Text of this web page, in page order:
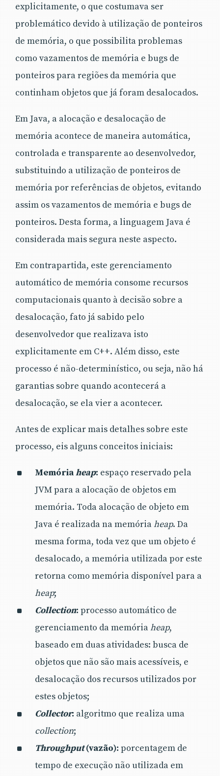
explicitamente, o que costumava ser
problemático devido à utilização de ponteiros
de memória, o que possibilita problemas
como vazamentos de memória e bugs de
ponteiros para regiões da memória que
continham objetos que já foram desalocados.
Em Java, a alocação e desalocação de
memória acontece de maneira automática,
controlada e transparente ao desenvolvedor,
substituindo a utilização de ponteiros de
memória por referências de objetos, evitando
assim os vazamentos de memória e bugs de
ponteiros. Desta forma, a linguagem Java é
considerada mais segura neste aspecto.
Em contrapartida, este gerenciamento
automático de memória consome recursos
computacionais quanto à decisão sobre a
desalocação, fato já sabido pelo
desenvolvedor que realizava isto
explicitamente em C++. Além disso, este
processo é não-determinístico, ou seja, não há
garantias sobre quando acontecerá a
desalocação, se ela vier a acontecer.
Antes de explicar mais detalhes sobre este
processo, eis alguns conceitos iniciais:
Memóriaheap: espaço reservado pela
JVM para a alocação de objetos em
memória. Toda alocação de objeto em
Java é realizada na memóriaheap. Da
mesma forma, toda vez que um objeto é
desalocado, a memória utilizada por este
retorna como memória disponível para a
heap;
Collection: processo automático de
gerenciamento da memóriaheap,
baseado em duas atividades: busca de
objetos que não são mais acessíveis, e
desalocação dos recursos utilizados por
estes objetos;
Collector: algoritmo que realiza uma
collection;
Throughput(vazão): porcentagem de
tempo de execução não utilizada em